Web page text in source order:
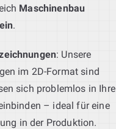
Maschinenbau
.
: Unsere
im 2D-Format sind
sich problemlos in Ihre
– ideal für eine
in der Produktion.